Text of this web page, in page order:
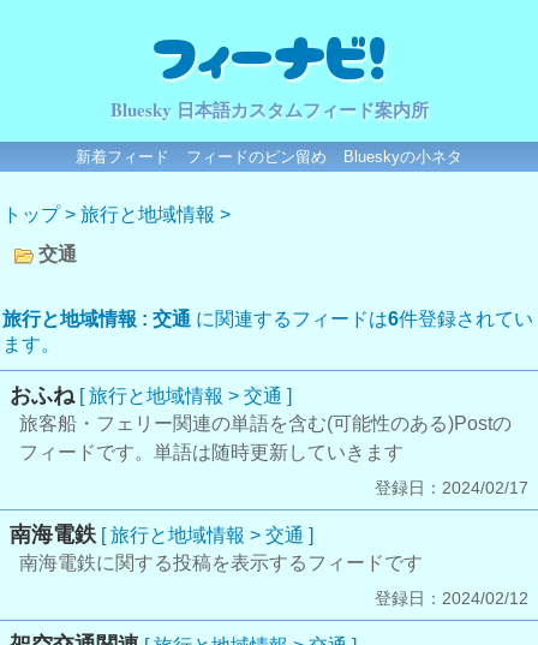
フィーナビ！
Bluesky 日本語カスタムフィード案内所
新着フィード フィードのピン留め Blueskyの小ネタ
トップ> 旅行と地域情報 >
交通
旅行と地域情報 : 交通 に関連するフィードは6件登録されてい
ます。
おふね [ 旅行と地域情報 > 交通 ]
旅客船・フェリー関連の単語を含む(可能性のある)Postの
フィードです。単語は随時更新していきます
登録日：2024/02/17
南海電鉄 [ 旅行と地域情報 > 交通 ]
南海電鉄に関する投稿を表示するフィードです
登録日：2024/02/12